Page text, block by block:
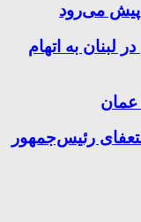
پیش می‌رود
به اتهام
عمان
رئیس‌جمهور